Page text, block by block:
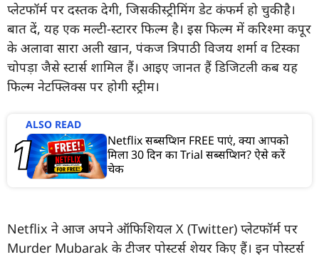
प्लेटफॉर्म पर दस्तक देगी, जिसकी स्ट्रीमिंग डेट कंफर्म हो चुकी है।
बात दें, यह एक मल्टी-स्टारर फिल्म है। इस फिल्म में करिश्मा कपूर
के अलावा सारा अली खान, पंकज त्रिपाठी विजय शर्मा व टिस्का
चोपड़ा जैसे स्टार्स शामिल हैं। आइए जानत हैं डिजिटली कब यह
फिल्म नेटफ्लिक्स पर होगी स्ट्रीम।
ALSO READ
Netflix सब्सक्रिप्शन FREE पाएं, क्या आपको
मिला 30 दिन का Trial सब्सक्रिप्शन? ऐसे करें
चेक
Netflix ने आज अपने ऑफिशियल X (Twitter) प्लेटफॉर्म पर
Murder Mubarak के टीजर पोस्टर्स शेयर किए हैं। इन पोस्टर्स